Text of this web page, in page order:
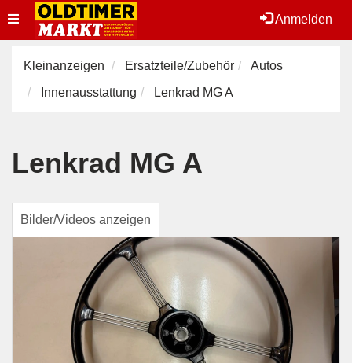
Anmelden
Toggle
navigation
Kleinanzeigen Ersatzteile/Zubehör
Autos
Innenausstattung
Lenkrad MG A
Lenkrad MG A
Bilder/Videos anzeigen